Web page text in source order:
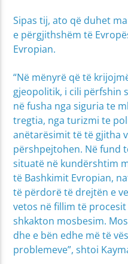
Sipas tij, ato që duhet
e përgjithshëm të
Evropian.
“Në mënyrë që të
gjeopolitik, i cili përfshin
në fusha nga siguria te
tregtia, nga turizmi te
anëtarësimit të të gjitha
përshpejtohen. Në fund
situatë në kundërshtim
të Bashkimit Evropian,
të përdorë të drejtën e
vetos në fillim të
shkakton mosbesim.
dhe e bën edhe më të
problemeve”, shtoi